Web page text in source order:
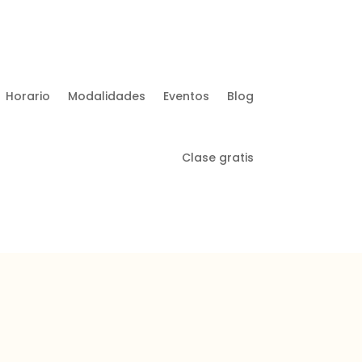
Horario Modalidades Eventos Blog
Clase gratis